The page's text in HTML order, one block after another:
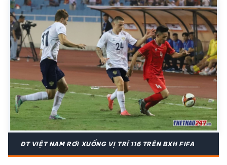
ĐT VIỆT NAM RƠI XUỐNG VỊ TRÍ 116 TRÊN BXH FIFA